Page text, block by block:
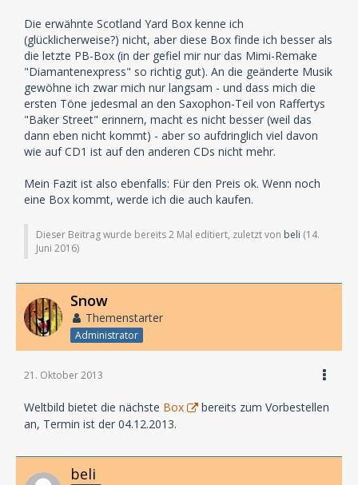
Die erwähnte Scotland Yard Box kenne ich
(glücklicherweise?) nicht, aber diese Box finde ich besser als
die letzte PB-Box (in der gefiel mir nur das Mimi-Remake
"Diamantenexpress" so richtig gut). An die geänderte Musik
gewöhne ich zwar mich nur langsam - und dass mich die
ersten Töne jedesmal an den Saxophon-Teil von Raffertys
"Baker Street" erinnern, macht es nicht besser (weil das
dann eben nicht kommt) - aber so aufdringlich viel davon
wie auf CD1 ist auf den anderen CDs nicht mehr.
Mein Fazit ist also ebenfalls: Für den Preis ok. Wenn noch
eine Box kommt, werde ich die auch kaufen.
Dieser Beitrag wurde bereits 2 Mal editiert, zuletzt von beli (14.
Juni 2016)
Snow
Themenstarter
Administrator
21. Oktober 2013
Weltbild bietet die nächste Box
bereits zum Vorbestellen
an, Termin ist der 04.12.2013.
beli